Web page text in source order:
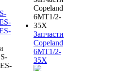
Запчасти
Copeland
6MT1/2-
35X